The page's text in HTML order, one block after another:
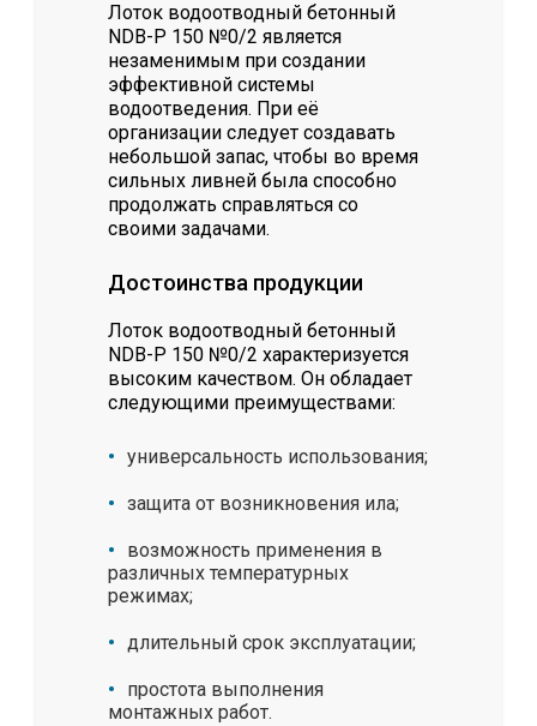
Лоток водоотводный бетонный
NDB-P 150 №0/2 является
незаменимым при создании
эффективной системы
водоотведения. При её
организации следует создавать
небольшой запас, чтобы во время
сильных ливней была способно
продолжать справляться со
своими задачами.
Достоинства продукции
Лоток водоотводный бетонный
NDB-P 150 №0/2 характеризуется
высоким качеством. Он обладает
следующими преимуществами:
универсальность использования;
защита от возникновения ила;
возможность применения в
различных температурных
режимах;
длительный срок эксплуатации;
простота выполнения
монтажных работ.